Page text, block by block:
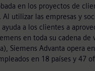
en los proyectos de
Al utilizar las empresas y
ayuda a los clientes a
en toda su cadena de
Siemens Advanta opera
en 18 países y 47